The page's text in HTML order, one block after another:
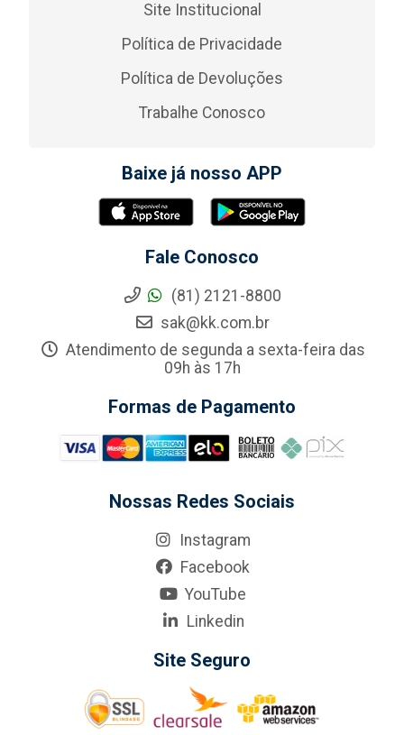
Site Institucional
Política de Privacidade
Política de Devoluções
Trabalhe Conosco
Baixe já nosso APP
Fale Conosco
(81) 2121-8800
sak@kk.com.br
Atendimento de segunda a sexta-feira das
09h às 17h
Formas de Pagamento
Nossas Redes Sociais
Instagram
Facebook
YouTube
Linkedin
Site Seguro